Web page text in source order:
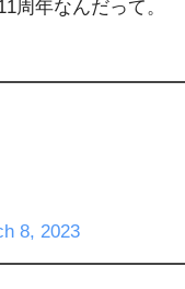
周年なんだって。
8, 2023